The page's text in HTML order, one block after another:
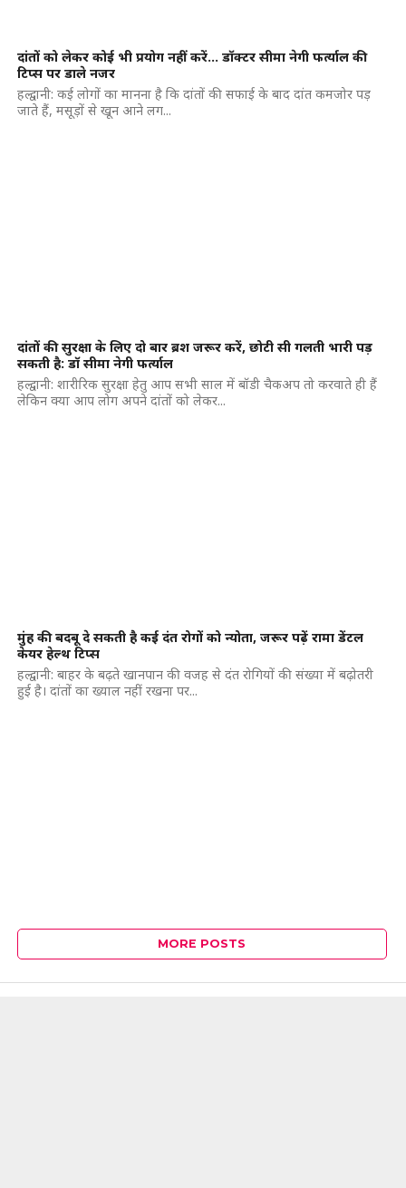
दांतों को लेकर कोई भी प्रयोग नहीं करें… डॉक्टर सीमा नेगी फर्त्याल की
टिप्स पर डाले नजर
हल्द्वानी: कई लोगों का मानना है कि दांतों की सफाई के बाद दांत कमजोर पड़
जाते हैं, मसूड़ों से खून आने लग...
दांतों की सुरक्षा के लिए दो बार ब्रश जरूर करें, छोटी सी गलती भारी पड़
सकती है: डॉ सीमा नेगी फर्त्याल
हल्द्वानी: शारीरिक सुरक्षा हेतु आप सभी साल में बॉडी चैकअप तो करवाते ही हैं
लेकिन क्या आप लोग अपने दांतों को लेकर...
मुंह की बदबू दे सकती है कई दंत रोगों को न्योता, जरूर पढ़ें रामा डेंटल
केयर हेल्थ टिप्स
हल्द्वानी: बाहर के बढ़ते खानपान की वजह से दंत रोगियों की संख्या में बढ़ोतरी
हुई है। दांतों का ख्याल नहीं रखना पर...
MORE POSTS